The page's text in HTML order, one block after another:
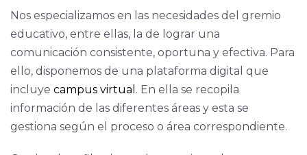
Nos especializamos en las necesidades del gremio
educativo, entre ellas, la de lograr una
comunicación consistente, oportuna y efectiva. Para
ello, disponemos de una plataforma digital que
incluye campus virtual . En ella se recopila
información de las diferentes áreas y esta se
gestiona según el proceso o área correspondiente.